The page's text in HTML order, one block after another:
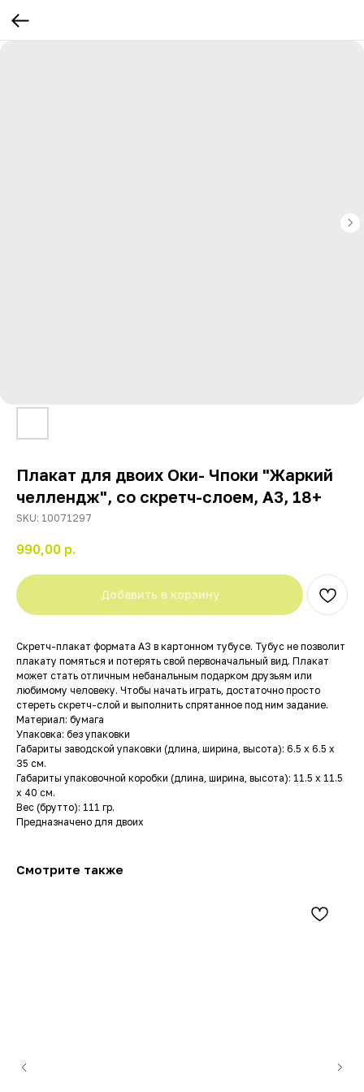
Плакат для двоих Оки- Чпоки "Жаркий
челлендж", со скретч-слоем, А3, 18+
SKU: 10071297
990,00 р.
Добавить в корзину
Скретч-плакат формата А3 в картонном тубусе. Тубус не позволит
плакату помяться и потерять свой первоначальный вид. Плакат
может стать отличным небанальным подарком друзьям или
любимому человеку. Чтобы начать играть, достаточно просто
стереть скретч-слой и выполнить спрятанное под ним задание.
Материал: бумага
Упаковка: без упаковки
Габариты заводской упаковки (длина, ширина, высота): 6.5 x 6.5 x
35 см.
Габариты упаковочной коробки (длина, ширина, высота): 11.5 x 11.5
x 40 см.
Вес (брутто): 111 гр.
Предназначено для двоих
Смотрите также